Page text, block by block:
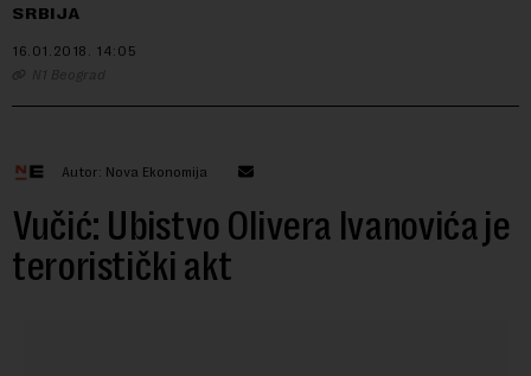
SRBIJA
16.01.2018. 14:05
N1 Beograd
Autor: Nova Ekonomija
Vučić: Ubistvo Olivera Ivanovića je
teroristički akt